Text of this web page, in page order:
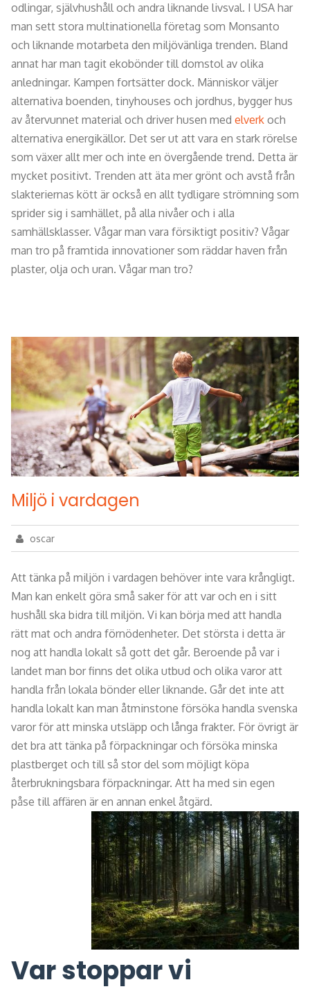
odlingar, självhushåll och andra liknande livsval. I USA har
man sett stora multinationella företag som Monsanto
och liknande motarbeta den miljövänliga trenden. Bland
annat har man tagit ekobönder till domstol av olika
anledningar. Kampen fortsätter dock. Människor väljer
alternativa boenden, tinyhouses och jordhus, bygger hus
av återvunnet material och driver husen med elverkoch
alternativa energikällor. Det ser ut att vara en stark rörelse
som växer allt mer och inte en övergående trend. Detta är
mycket positivt. Trenden att äta mer grönt och avstå från
slakteriernas kött är också en allt tydligare strömning som
sprider sig i samhället, på alla nivåer och i alla
samhällsklasser. Vågar man vara försiktigt positiv? Vågar
man tro på framtida innovationer som räddar haven från
plaster, olja och uran. Vågar man tro?
Miljö i vardagen
oscar
Att tänka på miljön i vardagen behöver inte vara krångligt.
Man kan enkelt göra små saker för att var och en i sitt
hushåll ska bidra till miljön. Vi kan börja med att handla
rätt mat och andra förnödenheter. Det största i detta är
nog att handla lokalt så gott det går. Beroende på var i
landet man bor finns det olika utbud och olika varor att
handla från lokala bönder eller liknande. Går det inte att
handla lokalt kan man åtminstone försöka handla svenska
varor för att minska utsläpp och långa frakter. För övrigt är
det bra att tänka på förpackningar och försöka minska
plastberget och till så stor del som möjligt köpa
återbrukningsbara förpackningar. Att ha med sin egen
påse till affären är en annan enkel åtgärd.
Var stoppar vi